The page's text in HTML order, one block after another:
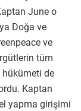
June o
Doğa ve
ve
tüm
hükümeti de
Kaptan
yapma girişimi